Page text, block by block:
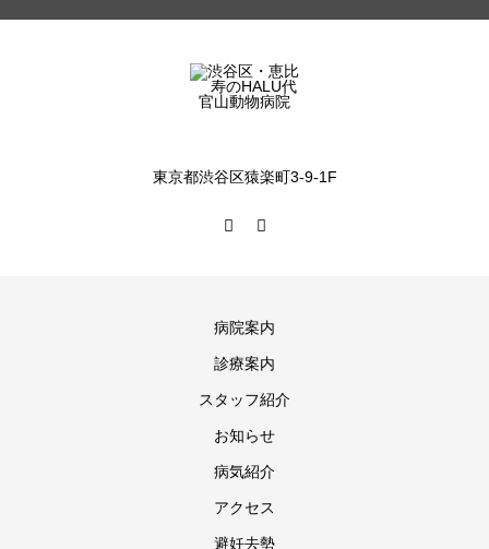
東京都渋谷区猿楽町3-9-1F
病院案内
診療案内
スタッフ紹介
お知らせ
病気紹介
アクセス
避妊去勢